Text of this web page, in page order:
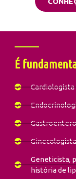
É
Cardiologista
Ginecologista
Geneticista,
história de